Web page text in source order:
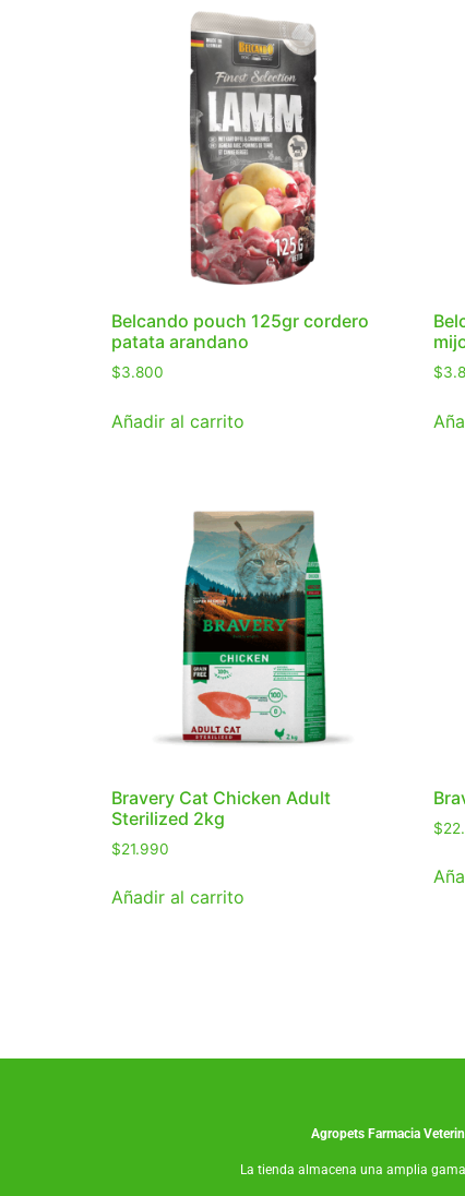
Belcando pouch 125gr cordero
patata arandano
$3.800
Añadir al carrito
$
Bravery Cat Chicken Adult
Sterilized 2kg
$21.990
Añadir al carrito
$
Agropets Farmacia
La tienda almacena una amplia